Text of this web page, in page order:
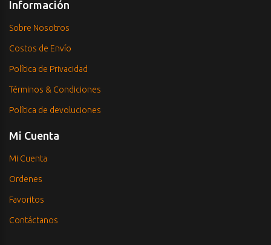
Información
Sobre Nosotros
Costos de Envío
Política de Privacidad
Términos & Condiciones
Política de devoluciones
Mi Cuenta
Mi Cuenta
Ordenes
Favoritos
Contáctanos